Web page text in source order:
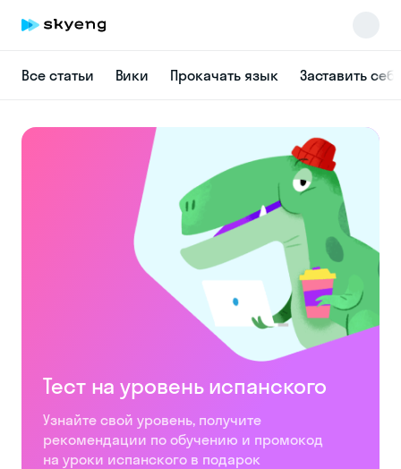
Все статьи Вики Прокачать язык Заставить
Тест на уровень испанского
Узнайте свой уровень, получите
рекомендации по обучению и промокод
на уроки испанского в подарок